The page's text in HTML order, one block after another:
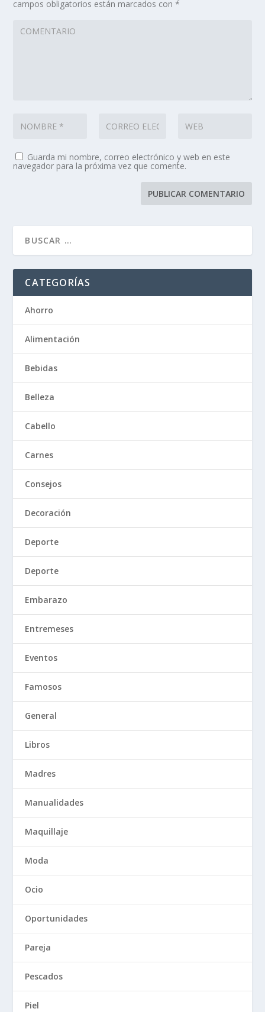
campos obligatorios están marcados con*
Guarda mi nombre, correo electrónico y web en este
navegador para la próxima vez que comente.
CATEGORÍAS
Ahorro
Alimentación
Bebidas
Belleza
Cabello
Carnes
Consejos
Decoración
Deporte
Deporte
Embarazo
Entremeses
Eventos
Famosos
General
Libros
Madres
Manualidades
Maquillaje
Moda
Ocio
Oportunidades
Pareja
Pescados
Piel